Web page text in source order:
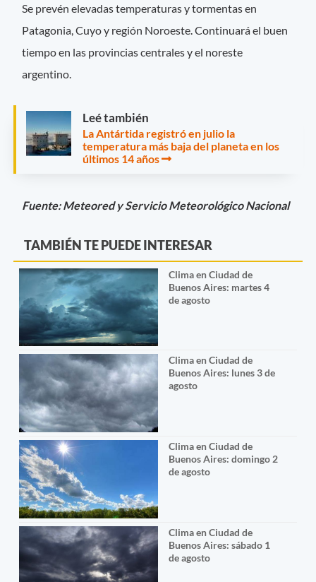
Se prevén elevadas temperaturas y tormentas en
Patagonia, Cuyo y región Noroeste. Continuará el buen
tiempo en las provincias centrales y el noreste
argentino.
Leé también
La Antártida registró en julio la
temperatura más baja del planeta en los
últimos 14 años
Fuente: Meteored y Servicio Meteorológico Nacional
TAMBIÉN TE PUEDE INTERESAR
Clima en Ciudad de
Buenos Aires: martes 4
de agosto
Clima en Ciudad de
Buenos Aires: lunes 3 de
agosto
Clima en Ciudad de
Buenos Aires: domingo 2
de agosto
Clima en Ciudad de
Buenos Aires: sábado 1
de agosto